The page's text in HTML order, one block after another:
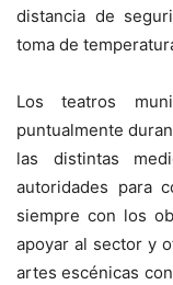
distancia de
toma de
Los teatros
puntualmente
las distintas
autoridades para
siempre con los
apoyar al sector y
artes escénicas